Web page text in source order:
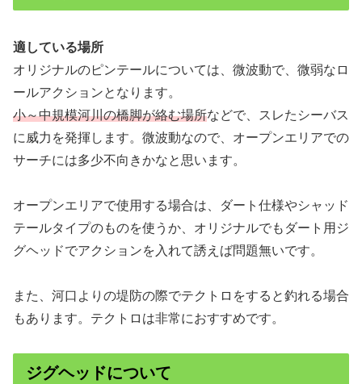
適している場所
オリジナルのピンテールについては、微波動で、微弱なロ
ールアクションとなります。
小～中規模河川の橋脚が絡む場所などで、スレたシーバス
に威力を発揮します。微波動なので、オープンエリアでの
サーチには多少不向きかなと思います。
オープンエリアで使用する場合は、ダート仕様やシャッド
テールタイプのものを使うか、オリジナルでもダート用ジ
グヘッドでアクションを入れて誘えば問題無いです。
また、河口よりの堤防の際でテクトロをすると釣れる場合
もあります。テクトロは非常におすすめです。
ジグヘッドについて